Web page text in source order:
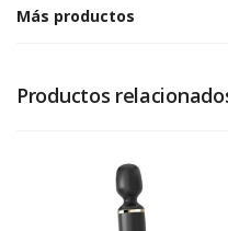
Más productos
Productos